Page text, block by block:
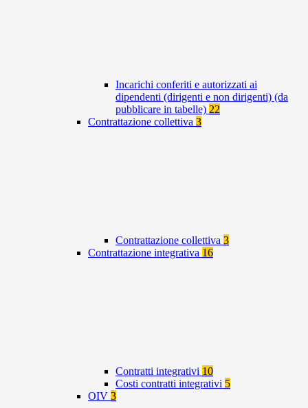
Incarichi conferiti e autorizzati ai
dipendenti (dirigenti e non dirigenti) (da
pubblicare in tabelle) 22
Contrattazione collettiva 3
Contrattazione collettiva 3
Contrattazione integrativa 16
Contratti integrativi 10
Costi contratti integrativi 5
OIV 3